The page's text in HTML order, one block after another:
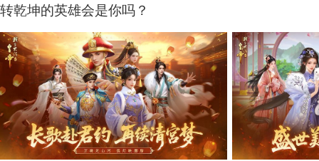
转乾坤的英雄会是你吗？